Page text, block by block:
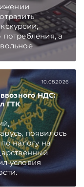
а
10.08.2026
НДС:
ГТК
появилось
налогу на
условия
и Viber.